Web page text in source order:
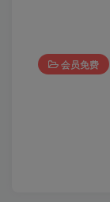
会员免费